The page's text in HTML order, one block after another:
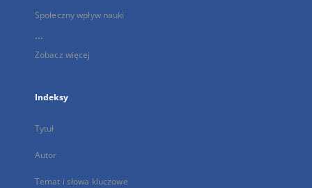
Społeczny wpływ nauki
...
Zobacz więcej
Indeksy
Tytuł
Autor
Temat i słowa kluczowe